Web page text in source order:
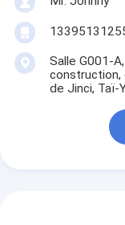
Salle G001-
construction,
de Jinci, Taï-